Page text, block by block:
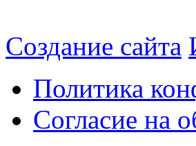
Создание сайта
Политика
Согласие на